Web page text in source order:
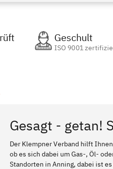
Geschult
ISO 9001
Gesagt - getan!
Der Klempner Verband hilft
ob es sich dabei um Gas-, Öl-
Standorten in Anning, dabei ist